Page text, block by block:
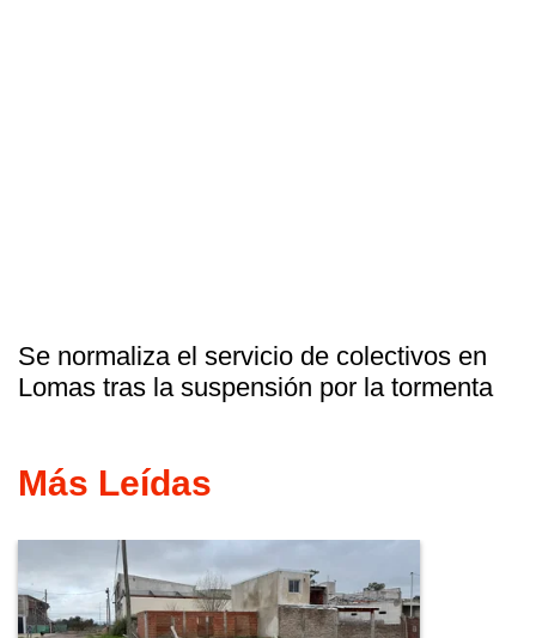
Se normaliza el servicio de colectivos en
Lomas tras la suspensión por la tormenta
Más Leídas